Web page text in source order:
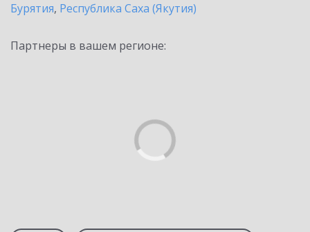
Бурятия, Республика Саха (Якутия)
Партнеры в вашем регионе: